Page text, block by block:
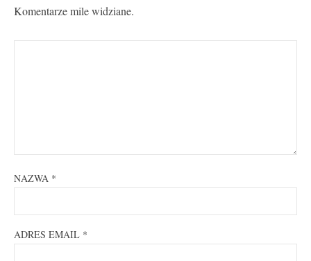
Komentarze mile widziane.
NAZWA *
ADRES EMAIL *